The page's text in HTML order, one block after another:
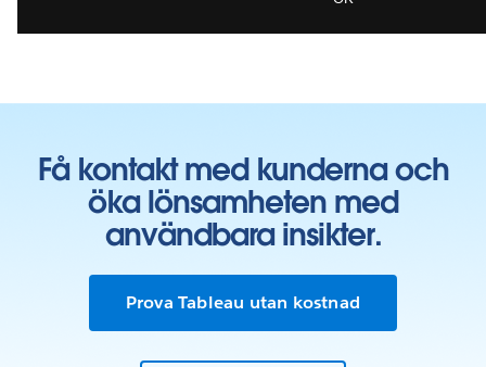
Få kontakt med kunderna och
öka lönsamheten med
användbara insikter.
Prova Tableau utan kostnad